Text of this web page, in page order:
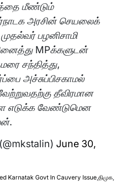
மீண்டும்
அரசின் செயலைக்
பழனிசாமி
MPக்களுடன்
சந்தித்து,
அச்சுப்பிசகாமல்
தீவிரமான
எடுக்க வேண்டுமென
June 30,
Karnatak Govt In Cauvery Issue,திமுக,